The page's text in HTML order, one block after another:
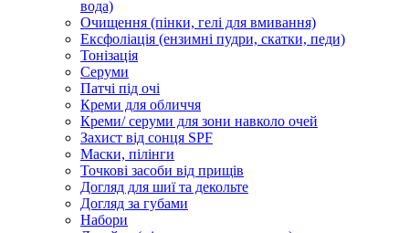
вода)
Очищення (пінки, гелі для вмивання)
Ексфоліація (ензимні пудри, скатки, педи)
Тонізація
Серуми
Патчі під очі
Креми для обличчя
Креми/ серуми для зони навколо очей
Захист від сонця SPF
Маски, пілінги
Точкові засоби від прищів
Догляд для шиї та декольте
Догляд за губами
Набори